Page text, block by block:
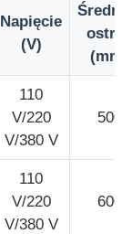
Napięcie
(V)
ostrza
(mm)
110
V/220
V/380 V
500
110
V/220
V/380 V
600